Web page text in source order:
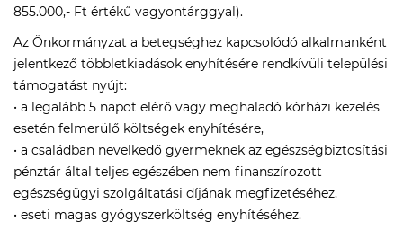
855.000,- Ft értékű vagyontárggyal).
Az Önkormányzat a betegséghez kapcsolódó alkalmanként
jelentkező többletkiadások enyhítésére rendkívüli települési
támogatást nyújt:
• a legalább 5 napot elérő vagy meghaladó kórházi kezelés
esetén felmerülő költségek enyhítésére,
• a családban nevelkedő gyermeknek az egészségbiztosítási
pénztár által teljes egészében nem finanszírozott
egészségügyi szolgáltatási díjának megfizetéséhez,
• eseti magas gyógyszerköltség enyhítéséhez.